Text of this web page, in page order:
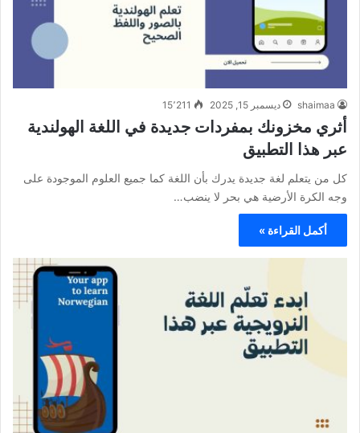
shaimaa ديسمبر 15, 2025 15٬211
أثري مخزونك بمفردات جديدة في اللغة الهولندية
عبر هذا التطبيق
كل من يتعلم لغة جديدة يدرك بأن اللغة كما جميع العلوم الموجودة على
وجه الكرة الأرضية هي بحر لا ينضب…
أكمل القراءة »